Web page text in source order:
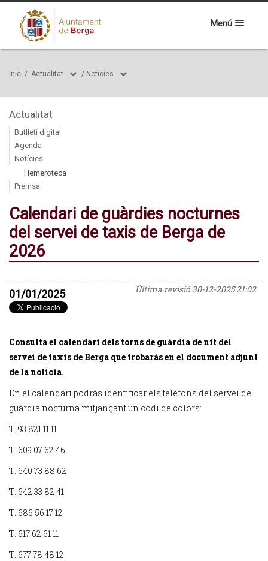
Menú
Inici / Actualitat / Notícies
Actualitat
Butlletí digital
Agenda
Notícies
Hemeroteca
Premsa
Calendari de guàrdies nocturnes
del servei de taxis de Berga de
2026
Última revisió30-12-2025 21:02
01/01/2025
Consulta el calendari dels torns de guàrdia de nit del
servei de taxis de Berga que trobaràs en el document adjunt
de la notícia.
En el calendari podràs identificar els telèfons del servei de
guàrdia nocturna mitjançant un codi de colors:
T. 93 821 11 11
T. 609 07 62 46
T. 640 73 88 62
T. 642 33 82 41
T. 686 56 17 12
T. 617 62 61 11
T. 677 78 48 12